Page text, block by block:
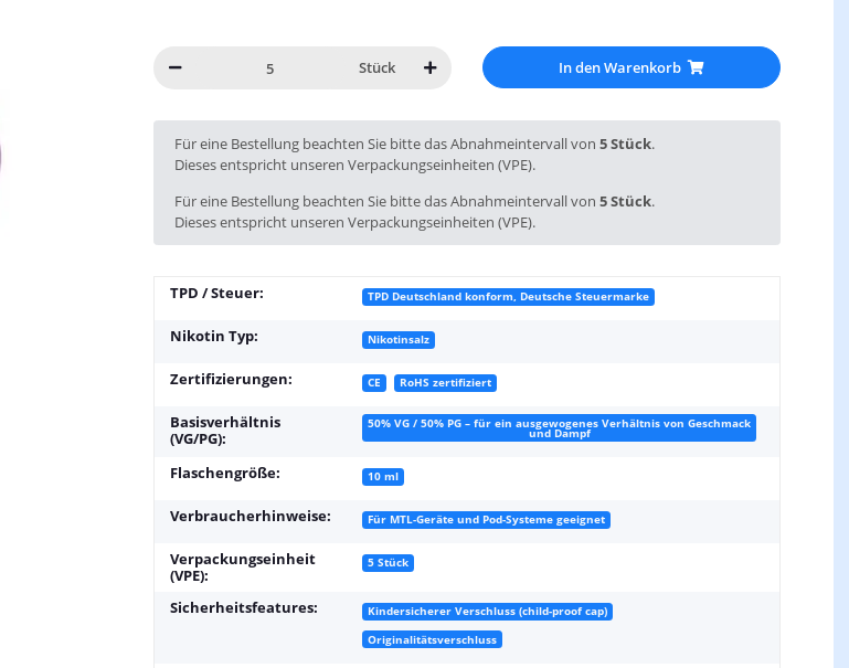
Stück In den Warenkorb
x
Für eine Bestellung beachten Sie bitte das Abnahmeintervall von 5 Stück.
Dieses entspricht unseren Verpackungseinheiten (VPE).
Für eine Bestellung beachten Sie bitte das Abnahmeintervall von 5 Stück.
Dieses entspricht unseren Verpackungseinheiten (VPE).
TPD / Steuer: TPD Deutschland konform, Deutsche Steuermarke
Nikotin Typ: Nikotinsalz
Zertifizierungen: CE RoHS zertifiziert
Basisverhältnis
(VG/PG):
50% VG / 50% PG – für ein ausgewogenes Verhältnis von Geschmack
und Dampf
Flaschengröße: 10 ml
Verbraucherhinweise: Für MTL-Geräte und Pod-Systeme geeignet
Verpackungseinheit
(VPE):
5 Stück
Sicherheitsfeatures:
Kindersicherer Verschluss (child-proof cap)
Originalitätsverschluss